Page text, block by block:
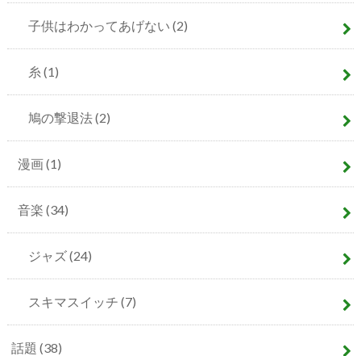
子供はわかってあげない (2)
糸 (1)
鳩の撃退法(2)
漫画(1)
音楽 (34)
ジャズ(24)
スキマスイッチ (7)
話題 (38)